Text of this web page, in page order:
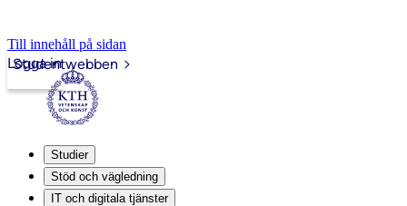
Till innehåll på sidan
Studentwebben
Logga in
Studier
Stöd och vägledning
IT och digitala tjänster